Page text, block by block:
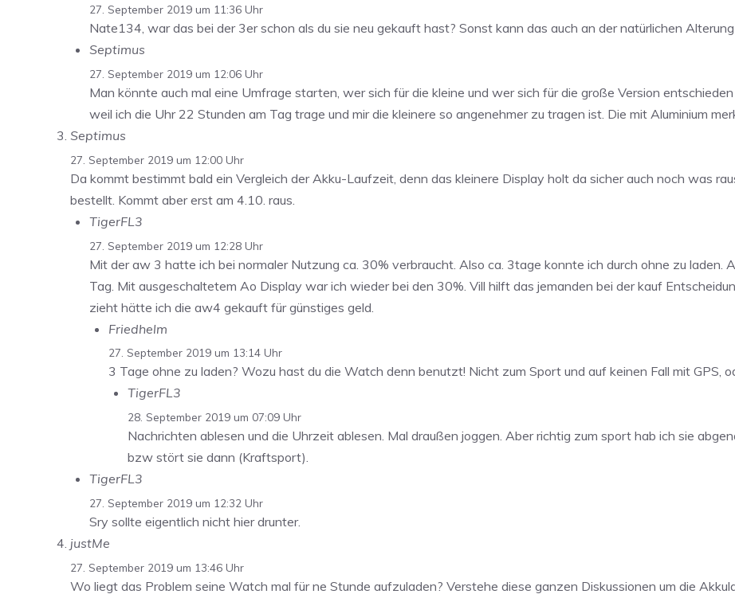
27. September 2019 um 11:36 Uhr
Nate134, war das bei der 3er schon als du sie neu gekauft hast? Sonst kann das auch an der natürlichen
Septimus
27. September 2019 um 12:06 Uhr
Man könnte auch mal eine Umfrage starten, wer sich für die kleine und wer sich für die große Version
weil ich die Uhr 22 Stunden am Tag trage und mir die kleinere so angenehmer zu tragen ist. Die mit Aluminium
Septimus
27. September 2019 um 12:00 Uhr
Da kommt bestimmt bald ein Vergleich der Akku-Laufzeit, denn das kleinere Display holt da sicher auch noch was
bestellt. Kommt aber erst am 4.10. raus.
TigerFL3
27. September 2019 um 12:28 Uhr
Mit der aw 3 hatte ich bei normaler Nutzung ca. 30% verbraucht. Also ca. 3tage konnte ich durch ohne zu laden.
Tag. Mit ausgeschaltetem Ao Display war ich wieder bei den 30%. Vill hilft das jemanden bei der kauf
zieht hätte ich die aw4 gekauft für günstiges geld.
Friedhelm
27. September 2019 um 13:14 Uhr
3 Tage ohne zu laden? Wozu hast du die Watch denn benutzt! Nicht zum Sport und auf keinen Fall mit GPS,
TigerFL3
28. September 2019 um 07:09 Uhr
Nachrichten ablesen und die Uhrzeit ablesen. Mal draußen joggen. Aber richtig zum sport hab ich sie
bzw stört sie dann (Kraftsport).
TigerFL3
27. September 2019 um 12:32 Uhr
Sry sollte eigentlich nicht hier drunter.
justMe
27. September 2019 um 13:46 Uhr
Wo liegt das Problem seine Watch mal für ne Stunde aufzuladen? Verstehe diese ganzen Diskussionen um die